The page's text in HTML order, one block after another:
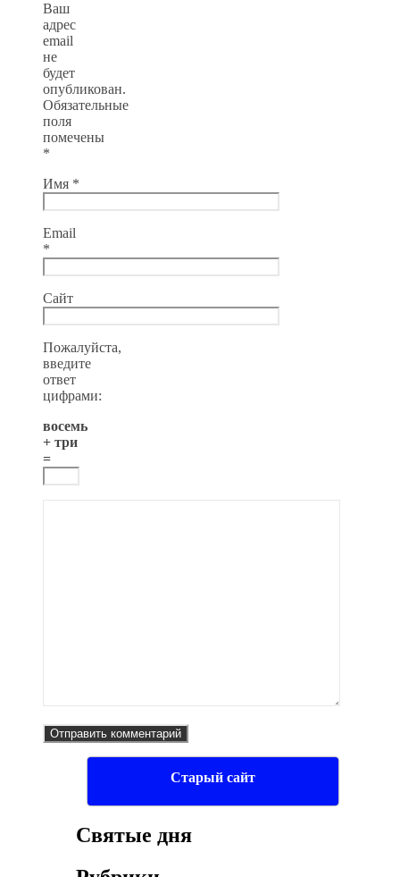
Ваш
адрес
email
не
будет
опубликован.
Обязательные
поля
помечены
*
Имя *
Email
*
Сайт
Пожалуйста,
введите
ответ
цифрами:
восемь
+ три
=
Старый сайт
Святые дня